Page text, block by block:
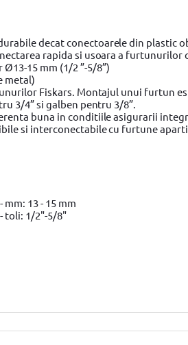
decat conectoarele din plastic
rapida si usoara a furtunurilor
15 mm (1/2 ”-5/8”)
metal)
Fiskars. Montajul unui furtun
3/4” si galben pentru 3/8”.
buna in conditiile asigurarii
si interconectabile cu furtune
13 - 15 mm
toli: 1/2"-5/8"